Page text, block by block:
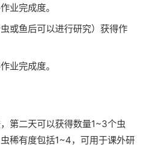
业完成度。
或鱼后可以进行研究）获得作
业完成度。
第二天可以获得数量1~3个虫
稀有度包括1~4，可用于课外研